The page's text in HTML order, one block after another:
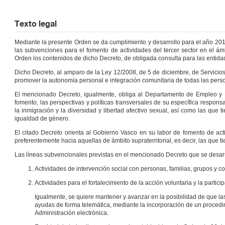
Texto legal
Mediante la presente Orden se da cumplimiento y desarrollo para el año
las subvenciones para el fomento de actividades del tercer sector en el
Orden los contenidos de dicho Decreto, de obligada consulta para las
Dicho Decreto, al amparo de la Ley 12/2008, de 5 de diciembre, de
promover la autonomía personal e integración comunitaria de todas las
El mencionado Decreto, igualmente, obliga al Departamento de Empleo
fomento, las perspectivas y políticas transversales de su específica
la inmigración y la diversidad y libertad afectivo sexual, así como las que
igualdad de género.
El citado Decreto orienta al Gobierno Vasco en su labor de fomento de
preferentemente hacia aquellas de ámbito supraterritorial, es decir, las que
Las líneas subvencionales previstas en el mencionado Decreto que se
Actividades de intervención social con personas, familias, grupos y
Actividades para el fortalecimiento de la acción voluntaria y la
Igualmente, se quiere mantener y avanzar en la posibilidad de que
ayudas de forma telemática, mediante la incorporación de un
Administración electrónica.